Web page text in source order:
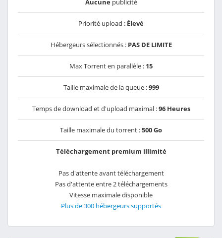
Aucunepublicité
Priorité upload : Élevé
Hébergeurs sélectionnés : PAS DE LIMITE
Max Torrent en parallèle : 15
Taille maximale de la queue :999
Temps de download et d'upload maximal :96 Heures
Taille maximale du torrent :500 Go
Téléchargement premium illimité
Pas d'attente avant téléchargement
Pas d'attente entre 2 téléchargements
Vitesse maximale disponible
Plus de 300 hébergeurs supportés